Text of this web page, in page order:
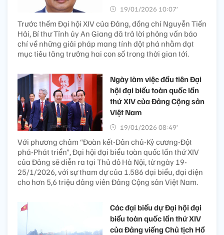
19/01/2026 10:07’
Trước thềm Đại hội XIV của Đảng, đồng chí Nguyễn Tiến
Hải, Bí thư Tỉnh ủy An Giang đã trả lời phỏng vấn báo
chí về những giải pháp mang tính đột phá nhằm đạt
mục tiêu tăng trưởng hai con số trong thời gian tới.
Ngày làm việc đầu tiên Đại
hội đại biểu toàn quốc lần
thứ XIV của Đảng Cộng sản
Việt Nam
19/01/2026 08:49’
Với phương châm “Đoàn kết-Dân chủ-Kỷ cương-Đột
phá-Phát triển”, Đại hội đại biểu toàn quốc lần thứ XIV
của Đảng sẽ diễn ra tại Thủ đô Hà Nội, từ ngày 19-
25/1/2026, với sự tham dự của 1.586 đại biểu, đại diện
cho hơn 5,6 triệu đảng viên Đảng Cộng sản Việt Nam.
Các đại biểu dự Đại hội đại
biểu toàn quốc lần thứ XIV
của Đảng viếng Chủ tịch Hồ